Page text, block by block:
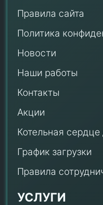
Правила сайта
Политика
Новости
Наши работы
Контакты
Акции
Котельная
График загрузки
Правила
УСЛУГИ